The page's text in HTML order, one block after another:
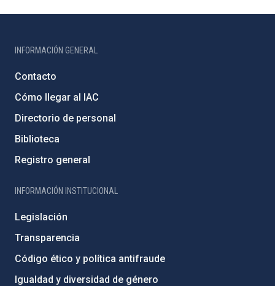
INFORMACIÓN GENERAL
Contacto
Cómo llegar al IAC
Directorio de personal
Biblioteca
Registro general
INFORMACIÓN INSTITUCIONAL
Legislación
Transparencia
Código ético y política antifraude
Igualdad y diversidad de género